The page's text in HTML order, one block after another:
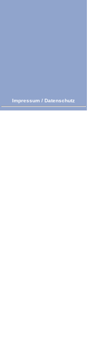
Impressum / Datenschutz